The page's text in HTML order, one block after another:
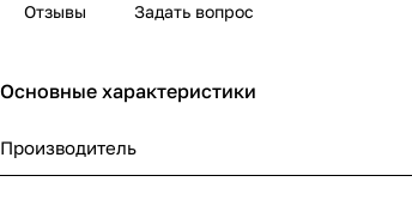
Отзывы Задать вопрос
Основные характеристики
Производитель